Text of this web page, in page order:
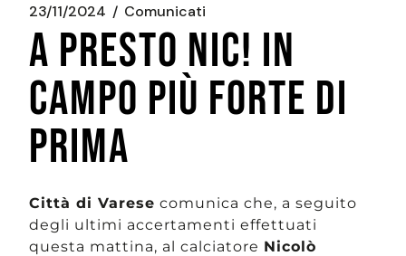
23/11/2024 Comunicati
A PRESTO NIC! IN
CAMPO PIÙ FORTE DI
PRIMA
Città di Varese comunica che, a seguito
degli ultimi accertamenti effettuati
questa mattina, al calciatore Nicolò